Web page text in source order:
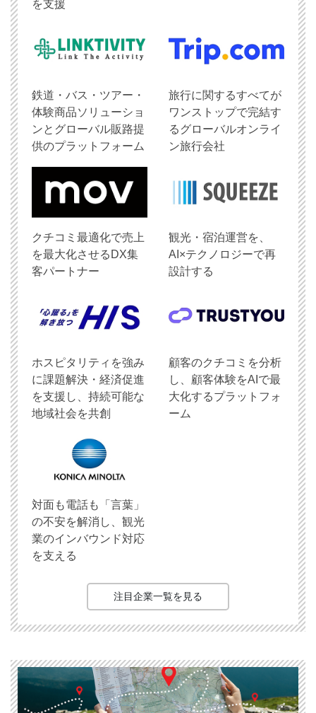
を支援
鉄道・バス・ツアー・
体験商品ソリューショ
ンとグローバル販路提
供のプラットフォーム
旅行に関するすべてが
ワンストップで完結す
るグローバルオンライ
ン旅行会社
クチコミ最適化で売上
を最大化させるDX集
客パートナー
観光・宿泊運営を、
AI×テクノロジーで再
設計する
ホスピタリティを強み
に課題解決・経済促進
を支援し、持続可能な
地域社会を共創
顧客のクチコミを分析
し、顧客体験をAIで最
大化するプラットフォ
ーム
対面も電話も「言葉」
の不安を解消し、観光
業のインバウンド対応
を支える
注目企業一覧を見る